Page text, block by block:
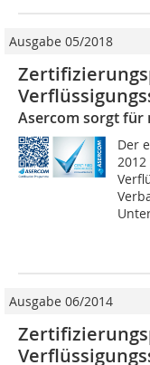
Ausgabe 05/2018
Asercom sorgt für
Der
Ausgabe 06/2014